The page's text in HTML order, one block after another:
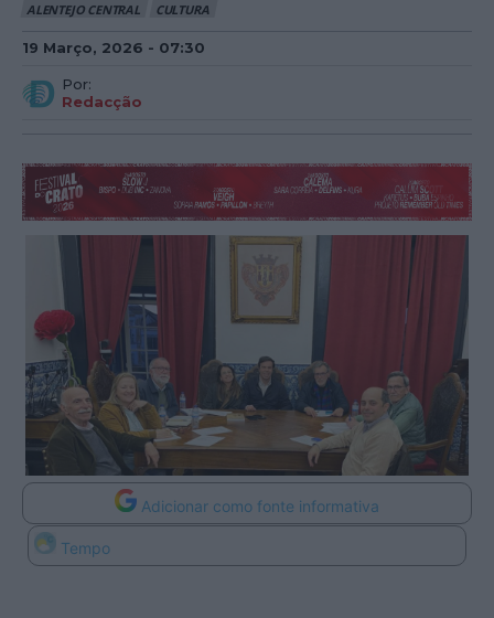
ALENTEJO CENTRAL CULTURA
19 Março, 2026 - 07:30
Por:
Redacção
Adicionar como fonte informativa
Tempo